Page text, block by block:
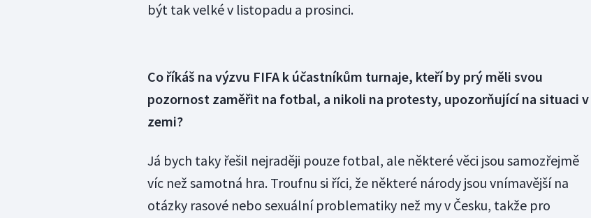
být tak velké v listopadu a prosinci.
Co říkáš na výzvu FIFA k účastníkům turnaje, kteří by prý měli svou
pozornost zaměřit na fotbal, a nikoli na protesty, upozorňující na situaci v
zemi?
Já bych taky řešil nejraději pouze fotbal, ale některé věci jsou samozřejmě
víc než samotná hra. Troufnu si říci, že některé národy jsou vnímavější na
otázky rasové nebo sexuální problematiky než my v Česku, takže pro